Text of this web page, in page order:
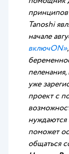
принципов
Tanoshi
начале
включON»
уже
проект с
нуждаются
поможет
общаться